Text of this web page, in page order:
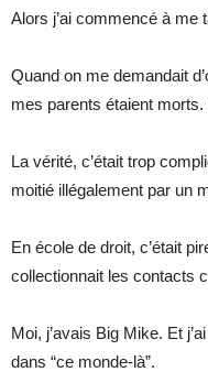
Alors j’ai commencé à me
Quand on me demandait
mes parents étaient
La vérité, c’était trop
moitié illégalement par un
En école de droit, c’était
collectionnait les contacts
Moi, j’avais Big Mike. Et
dans “ce monde-là”.